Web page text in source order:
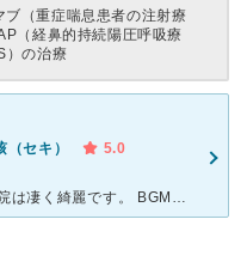
ブ（重症喘息患者の注射療
（経鼻的持続陽圧呼吸療
）の治療
（セキ）
5.0
気管支喘息なので行っています。 病院は凄く綺麗です。 BGMも流れててお洒落です。 受付の方も看護師さんも、先生も、親切です。 いつも、わたしは、予約なので。とても明るい雰囲気のある病院です。